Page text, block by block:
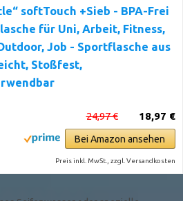
softTouch +Sieb - BPA-Frei
für Uni, Arbeit, Fitness,
Job - Sportflasche aus
Stoßfest,
18,97 €
24,97 €
Bei Amazon ansehen
Preis inkl. MwSt., zzgl. Versandkosten